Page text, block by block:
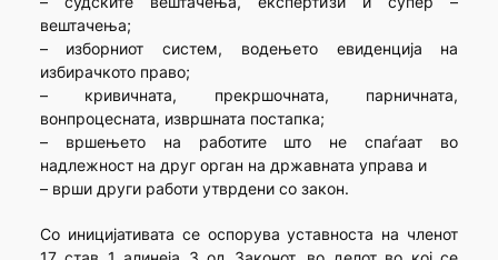
вештачења;
– изборниот систем, водењето евиденција на
избирачкото право;
– кривичната, прекршочната, парничната,
вонпроцесната, извршната постапка;
– вршењето на работите што не спаѓаат во
надлежност на друг орган на државната управа и
– врши други работи утврдени со закон.
Со иницијативата се оспорува уставноста на членот